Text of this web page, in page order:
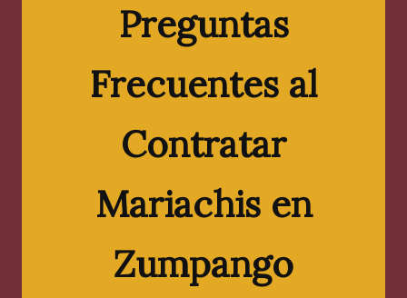
Preguntas
Frecuentes al
Contratar
Mariachis en
Zumpango